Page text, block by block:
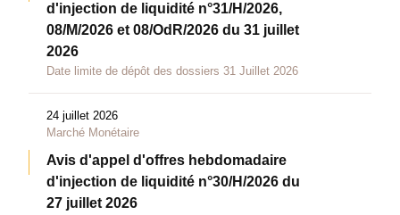
d'injection de liquidité n°31/H/2026,
08/M/2026 et 08/OdR/2026 du 31 juillet
2026
Date limite de dépôt des dossiers 31 Juillet 2026
24 juillet 2026
Marché Monétaire
Avis d'appel d'offres hebdomadaire
d'injection de liquidité n°30/H/2026 du
27 juillet 2026